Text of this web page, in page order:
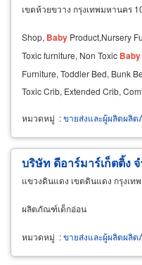
เขตห้วยขวาง กรุงเทพมหานคร
Shop, Baby Product,Nursery
Toxic furniture, Non Toxic Baby
Furniture, Toddler Bed, Bunk
Toxic Crib, Extended Crib,
หมวดหมู่ :ขายส่งและผู้ผลิตผลิ
บริษัท ดีอาร์มาร์เก็ตติ้ง
แขวงดินแดง เขตดินแดง กรุงเท
ผลิตภัณฑ์เด็กอ่อน
หมวดหมู่ :ขายส่งและผู้ผลิตผลิ